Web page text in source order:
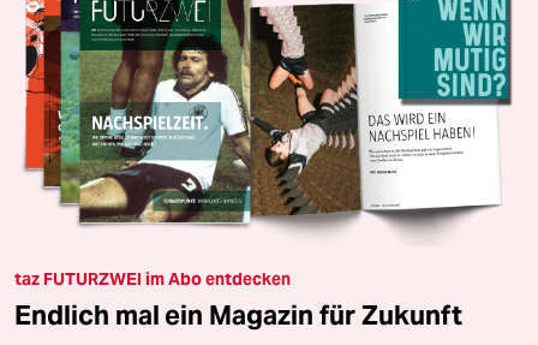
taz FUTURZWEI im Abo entdecken
Endlich mal ein Magazin für Zukunft